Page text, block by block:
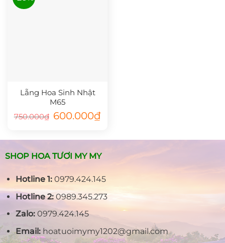
Lẵng Hoa Sinh Nhật
M65
750.000₫ Giá
gốc
600.000₫Giá
600.000₫.
SHOP HOA TƯƠI MY MY
Hotline 1:0979.424.145
Hotline 2:0989.345.273
Zalo:0979.424.145
Email:hoatuoimymy1202@gmail.com